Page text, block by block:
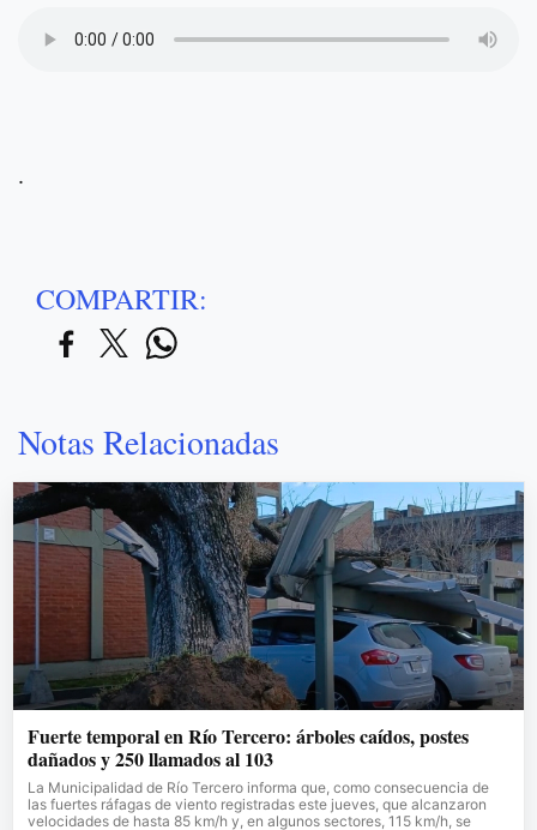
.
COMPARTIR:
Notas Relacionadas
Fuerte temporal en Río Tercero: árboles caídos, postes
dañados y 250 llamados al 103
La Municipalidad de Río Tercero informa que, como consecuencia de
las fuertes ráfagas de viento registradas este jueves, que alcanzaron
velocidades de hasta 85 km/h y, en algunos sectores, 115 km/h, se